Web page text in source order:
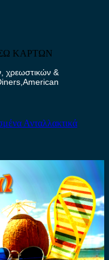
ΚΑΡΤΩΝ
χρεωστικών &
Ανταλλακτικά